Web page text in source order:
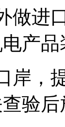
进口
产
，提
验后